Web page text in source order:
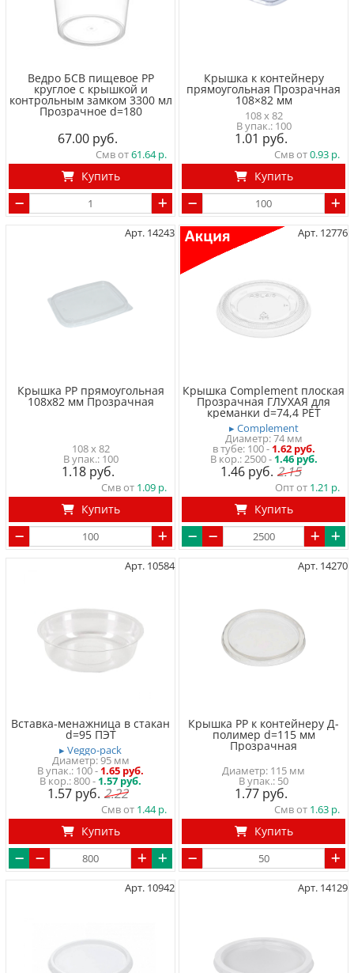
Ведро БСВ пищевое PP
круглое с крышкой и
контрольным замком 3300 мл
Прозрачное d=180
67.00
Смв от61.64
Купить
Крышка к контейнеру
прямоугольная Прозрачная
108×82 мм
108 x 82
100
1.01
Смв от0.93
Купить
Арт. 14243
Крышка PP прямоугольная
108x82 мм Прозрачная
108 x 82
100
1.18
Смв от 1.09
Купить
Арт. 12776
Крышка Complement плоская
Прозрачная ГЛУХАЯ для
креманки d=74,4 PET
▸ Complement
Диаметр: 74 мм
в тубе 100- 1.62 руб.
2500 - 1.46 руб.
1.46 2.15
Опт от 1.21
Купить
Арт. 10584
Вставка-менажница в стакан
d=95 ПЭТ
▸ Veggo-pack
Диаметр: 95 мм
100- 1.65 руб.
800 - 1.57 руб.
1.57 2.22
Смв от 1.44
Купить
Арт. 14270
Крышка PP к контейнеру Д-
полимер d=115 мм
Прозрачная
Диаметр: 115 мм
50
1.77
Смв от 1.63
Купить
Арт. 10942 Арт. 14129